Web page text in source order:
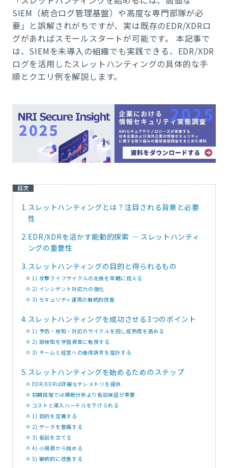
SIEM（統合ログ管理基盤）や高度な専門部隊が必
要」と誤解されがちですが、実は既存のEDR/XDRロ
グがあればスモールスタートが可能です。 本記事で
は、SIEMを未導入の組織でも実践できる、EDR/XDR
ログを活用したスレットハンティングの具体的な手
順とクエリ例を解説します。
目次
1. スレットハンティングとは？注目される背景と必要
性
2. EDR/XDRを活かす能動的探索 ― スレットハンティ
ングの重要性
3. スレットハンティングの目的と得られるもの
1) 攻撃ライフサイクルの兆候を早期に捉える
2) インシデント対応力の強化
3) セキュリティ運用の継続的改善
4. スレットハンティングを成功させる3つのポイント
1) 予防・検知・対応のサイクルを回し成熟度を高める
2) 誤検知を学習資産に転換する
3) チームと経営への価値訴求を設計する
5. スレットハンティングを始めるためのステップ
EDR/XDRは詳細なテレメトリを提供
初期段階では横断分析より仮説検証が重要
コストと導入ハードルを下げられる
1) 目的を定義する
2) データを整備する
3) 仮説を立てる
4) 小規模から始める
5) 継続的に改善する